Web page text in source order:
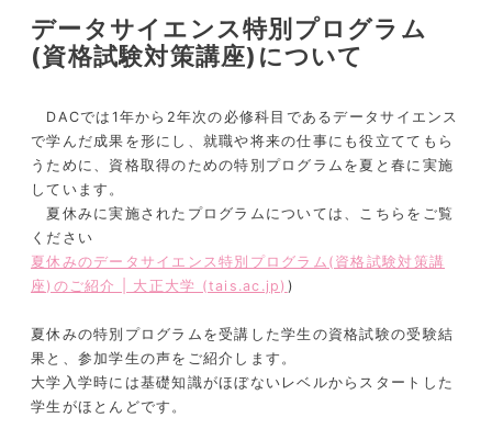
データサイエンス特別プログラム
(資格試験対策講座)について
DACでは 1年から 2年次の必修科目であるデータサイエンス
で学んだ成果を形にし、就職や将来の仕事にも役立ててもら
うために、資格取得のための特別プログラムを夏と春に実施
しています。
夏休みに実施されたプログラムについては、こちらをご覧
ください
夏休みのデータサイエンス特別プログラム(資格試験対策講
座)のご紹介 | 大正大学 (tais.ac.jp) )
夏休みの特別プログラムを受講した学生の資格試験の受験結
果と、参加学生の声をご紹介します。
大学入学時には基礎知識がほぼないレベルからスタートした
学生がほとんどです。